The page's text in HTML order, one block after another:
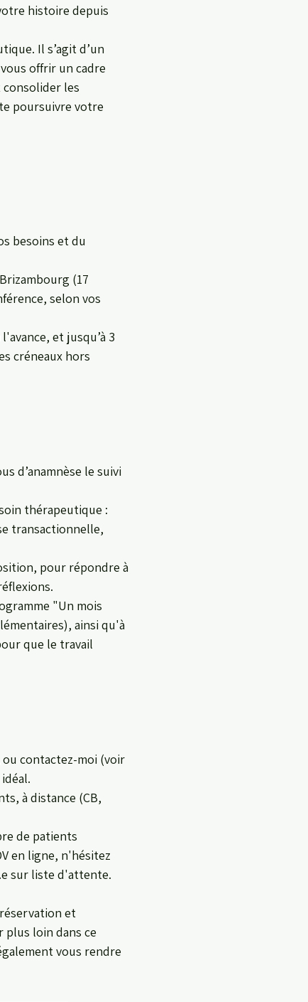
histoire depuis
Il s’agit d’un
offrir un cadre
les
poursuivre votre
besoins et du
(17
selon vos
et jusqu’à 3
créneaux hors
d’anamnèse le suivi
thérapeutique :
transactionnelle,
pour répondre à
"Un mois
ainsi qu'à
que le travail
ou contactez-moi (voir
à distance (CB,
de patients
en ligne, n'hésitez
sur liste d'attente.
et
plus loin dans ce
vous rendre